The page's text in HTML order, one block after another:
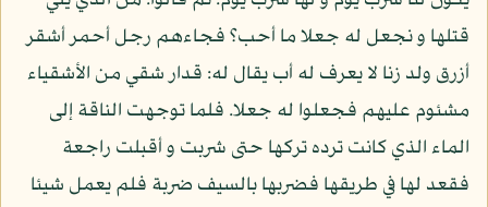
قتلها و نجعل له جعلا ما أحب؟ فجاءهم رجل أحمر أشقر
أزرق ولد زنا لا يعرف له أب يقال له: قدار شقي من الأشقياء
مشئوم عليهم فجعلوا له جعلا. فلما توجهت الناقة إلى
الماء الذي كانت ترده تركها حتى شربت و أقبلت راجعة
فقعد لها في طريقها فضربها بالسيف ضربة فلم يعمل شيئا